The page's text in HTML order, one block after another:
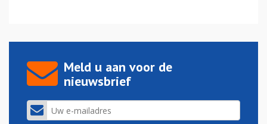
Meld u aan voor de
nieuwsbrief